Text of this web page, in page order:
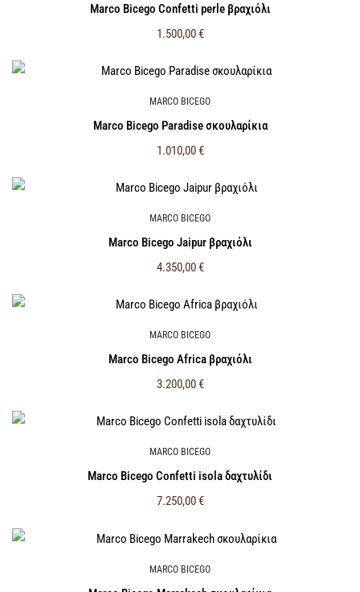
Marco Bicego Confetti perle βραχιόλι
1.500,00€
MARCO BICEGO
Marco Bicego Paradise σκουλαρίκια
1.010,00€
MARCO BICEGO
Marco Bicego Jaipur βραχιόλι
4.350,00€
MARCO BICEGO
Marco Bicego Africa βραχιόλι
3.200,00€
MARCO BICEGO
Marco Bicego Confetti isola δαχτυλίδι
7.250,00€
MARCO BICEGO